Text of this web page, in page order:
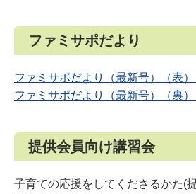
ファミサポだより
ファミサポだより（最新号）（表
ファミサポだより（最新号）（裏
提供会員向け講習会
子育ての応援をしてくださるかた(